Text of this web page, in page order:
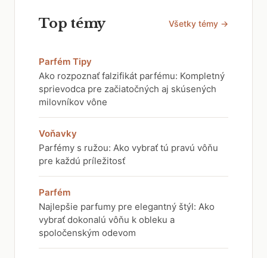
Top témy Všetky témy →
Parfém Tipy
Ako rozpoznať falzifikát parfému: Kompletný
sprievodca pre začiatočných aj skúsených
milovníkov vône
Voňavky
Parfémy s ružou: Ako vybrať tú pravú vôňu
pre každú príležitosť
Parfém
Najlepšie parfumy pre elegantný štýl: Ako
vybrať dokonalú vôňu k obleku a
spoločenským odevom